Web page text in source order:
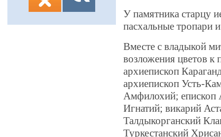
У памятника старцу
пасхальные тропари
Вместе с владыкой
возложения цветов к
архиепископ
архиепископ Усть-
Амфилохий; епископ
Игнатий; викарий
Талдыкорганский
Туркестанский